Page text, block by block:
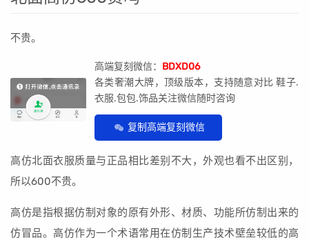
不贵。
高端复刻微信： BDXD06
各类奢潮大牌，顶级版本，支持随意对比 鞋子.
衣服.包包.饰品关注微信随时咨询
复制高端复刻微信
高仿北面衣服质量与正品相比差别不大，外观也看不出区别，
所以600不贵。
高仿是指根据仿制对象的原有外形、材质、功能所仿制出来的
仿冒品。高仿作为一个术语常用在仿制生产技术壁垒较低的高